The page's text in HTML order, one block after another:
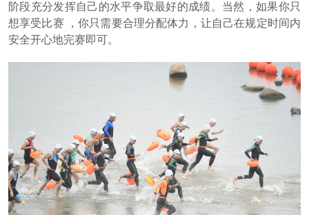
阶段充分发挥自己的水平争取最好的成绩。当然，如果你只
想享受比赛 ，你只需要合理分配体力，让自己在规定时间内
安全开心地完赛即可。